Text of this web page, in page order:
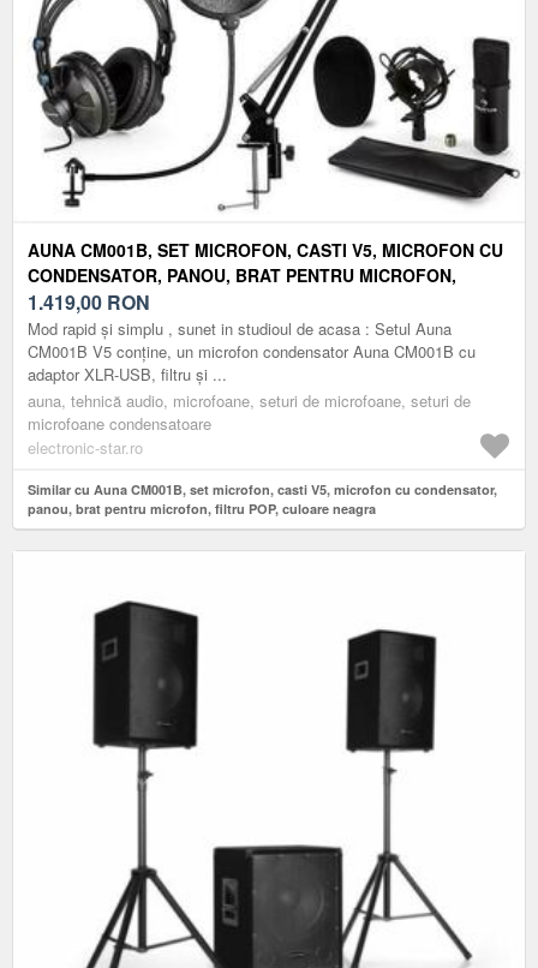
AUNA CM001B, SET MICROFON, CASTI V5, MICROFON CU
CONDENSATOR, PANOU, BRAT PENTRU MICROFON,
FILTRU POP, CULOARE NEAGRA
1.419,00 RON
Mod rapid și simplu , sunet in studioul de acasa : Setul Auna
CM001B V5 conține, un microfon condensator Auna CM001B cu
adaptor XLR-USB, filtru și ...
auna, tehnică audio, microfoane, seturi de microfoane, seturi de
microfoane condensatoare
electronic-star.ro
Similar cu Auna CM001B, set microfon, casti V5, microfon cu condensator,
panou, brat pentru microfon, filtru POP, culoare neagra